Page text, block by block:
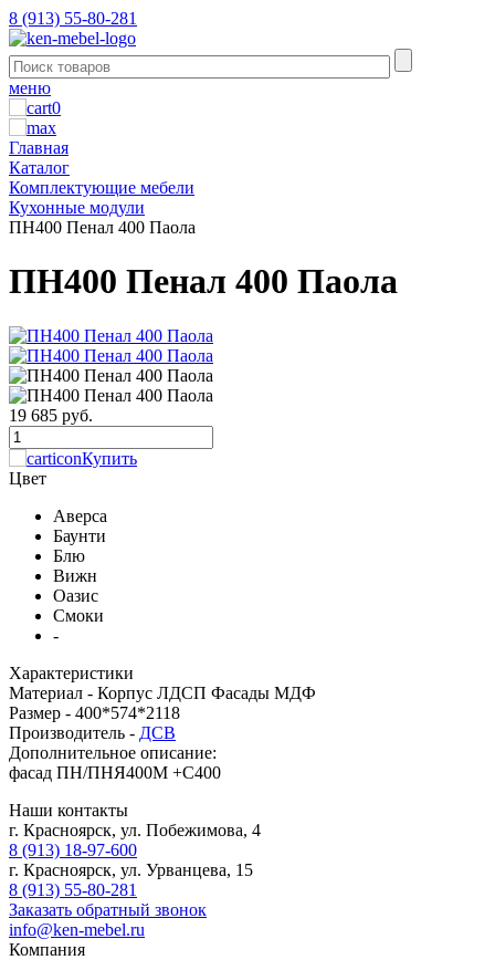
8 (913) 55-80-281
меню
0
Главная
Каталог
Комплектующие мебели
Кухонные модули
ПН400 Пенал 400 Паола
ПН400 Пенал 400 Паола
19 685 руб.
Купить
Цвет
Аверса
Баунти
Блю
Вижн
Оазис
Смоки
-
Характеристики
Материал - Корпус ЛДСП Фасады МДФ
Размер - 400*574*2118
Производитель - ДСВ
Дополнительное описание:
фасад ПН/ПНЯ400М +С400
Наши контакты
г. Красноярск, ул. Побежимова, 4
8 (913) 18-97-600
г. Красноярск, ул. Урванцева, 15
8 (913) 55-80-281
Заказать обратный звонок
info@ken-mebel.ru
Компания